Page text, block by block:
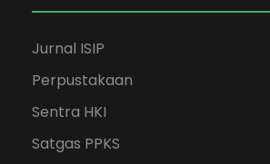
Jurnal ISIP
Perpustakaan
Sentra HKI
Satgas PPKS